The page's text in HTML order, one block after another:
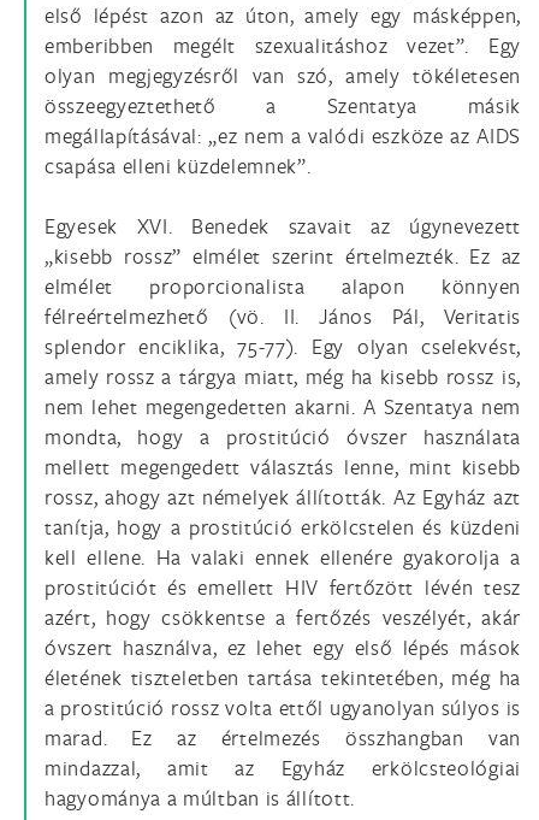
első lépést azon az úton, amely egy másképpen,
emberibben megélt szexualitáshoz vezet”. Egy
olyan megjegyzésről van szó, amely tökéletesen
összeegyeztethető a Szentatya másik
megállapításával: „ez nem a valódi eszköze az AIDS
csapása elleni küzdelemnek”.
Egyesek XVI. Benedek szavait az úgynevezett
„kisebb rossz” elmélet szerint értelmezték. Ez az
elmélet proporcionalista alapon könnyen
félreértelmezhető (vö. II. János Pál, Veritatis
splendor enciklika, 75-77). Egy olyan cselekvést,
amely rossz a tárgya miatt, még ha kisebb rossz is,
nem lehet megengedetten akarni. A Szentatya nem
mondta, hogy a prostitúció óvszer használata
mellett megengedett választás lenne, mint kisebb
rossz, ahogy azt némelyek állították. Az Egyház azt
tanítja, hogy a prostitúció erkölcstelen és küzdeni
kell ellene. Ha valaki ennek ellenére gyakorolja a
prostitúciót és emellett HIV fertőzött lévén tesz
azért, hogy csökkentse a fertőzés veszélyét, akár
óvszert használva, ez lehet egy első lépés mások
életének tiszteletben tartása tekintetében, még ha
a prostitúció rossz volta ettől ugyanolyan súlyos is
marad. Ez az értelmezés összhangban van
mindazzal, amit az Egyház erkölcsteológiai
hagyománya a múltban is állított.